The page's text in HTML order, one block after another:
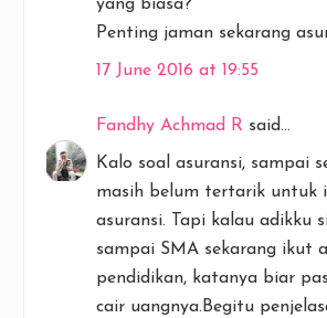
yang biasa?
Penting jaman sekarang
17 June 2016 at 19:55
Fandhy Achmad R said...
Kalo soal asuransi, sampai
masih belum tertarik untuk
asuransi. Tapi kalau adikku
sampai SMA sekarang ikut
pendidikan, katanya biar
cair uangnya.Begitu